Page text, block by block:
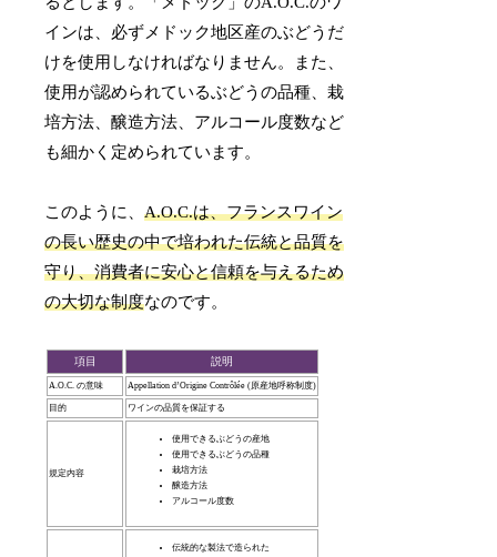
インは、必ずメドック地区産のぶどうだ
けを使用しなければなりません。また、
使用が認められているぶどうの品種、栽
培方法、醸造方法、アルコール度数など
も細かく定められています。
このように、A.O.C.は、フランスワイン
の長い歴史の中で培われた伝統と品質を
守り、消費者に安心と信頼を与えるため
の大切な制度なのです。
項目 説明
A.O.C. の意味 Appellation d’Origine Contrôlée (原産地呼称制度)
目的 ワインの品質を保証する
規定内容
使用できるぶどうの産地
使用できるぶどうの品種
栽培方法
醸造方法
アルコール度数
伝統的な製法で造られた